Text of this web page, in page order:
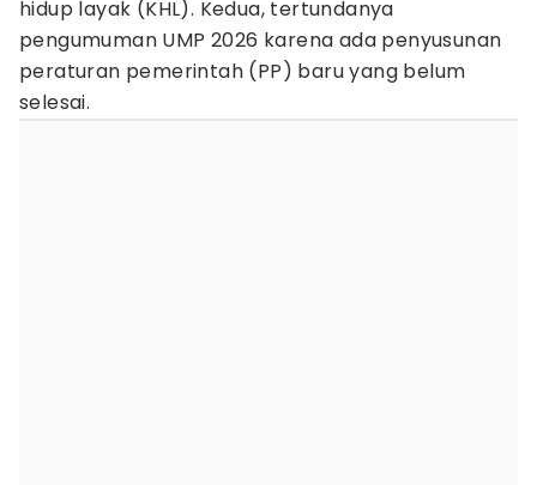
hidup layak (KHL). Kedua, tertundanya
pengumuman UMP 2026 karena ada penyusunan
peraturan pemerintah (PP) baru yang belum
selesai.